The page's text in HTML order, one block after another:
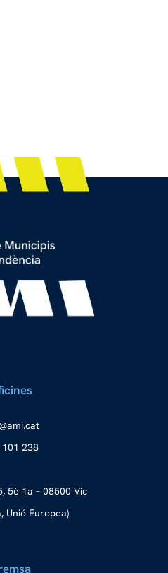
tac.i
238
5è 1a – 08500 Vic
Unió Europea)